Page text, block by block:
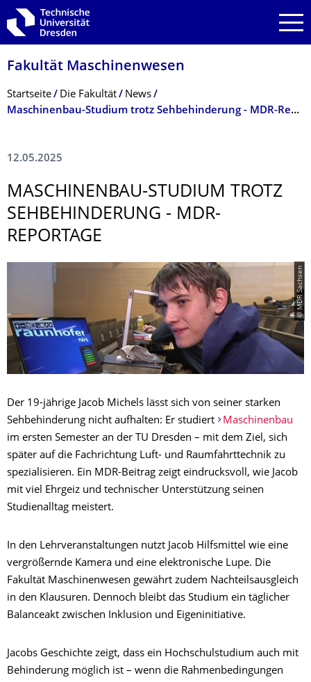
Zur Hauptnavigation springen
Zur Suche springen
Zum Inhalt springen
Fakultät Maschinenwesen
Breadcrumb-Menü
Startseite Die Fakultät
News
Maschinenbau-Studium trotz Sehbehinderung - MDR-Reportage
12.05.2025
MASCHINENBAU-STUDIUM TROTZ
SEHBEHINDERUNG - MDR-
REPORTAGE
© MDR Sachsen
Der 19-jährige Jacob Michels lässt sich von seiner starken
Sehbehinderung nicht aufhalten: Er studiert
Maschinenbau
im ersten Semester an der TU Dresden – mit dem Ziel, sich
später auf die Fachrichtung Luft- und Raumfahrttechnik zu
spezialisieren. Ein MDR-Beitrag zeigt eindrucksvoll, wie Jacob
mit viel Ehrgeiz und technischer Unterstützung seinen
Studienalltag meistert.
In den Lehrveranstaltungen nutzt Jacob Hilfsmittel wie eine
vergrößernde Kamera und eine elektronische Lupe. Die
Fakultät Maschinenwesen gewährt zudem Nachteilsausgleich
in den Klausuren. Dennoch bleibt das Studium ein täglicher
Balanceakt zwischen Inklusion und Eigeninitiative.
Jacobs Geschichte zeigt, dass ein Hochschulstudium auch mit
Behinderung möglich ist – wenn die Rahmenbedingungen